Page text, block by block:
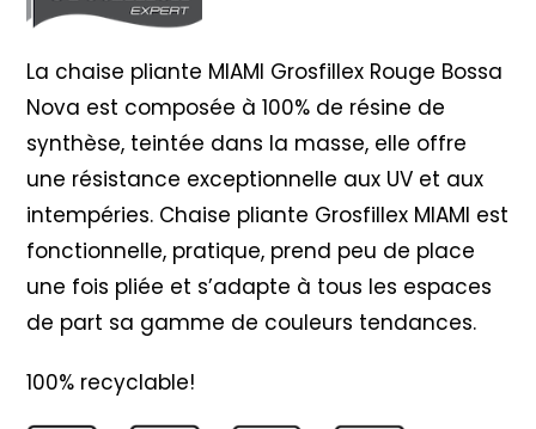
Nova
La chaise pliante MIAMI Grosfillex Rouge Bossa
Nova est composée à 100% de résine de
synthèse, teintée dans la masse, elle offre
une résistance exceptionnelle aux UV et aux
intempéries. Chaise pliante Grosfillex MIAMI est
fonctionnelle, pratique, prend peu de place
une fois pliée et s’adapte à tous les espaces
de part sa gamme de couleurs tendances.
100% recyclable!